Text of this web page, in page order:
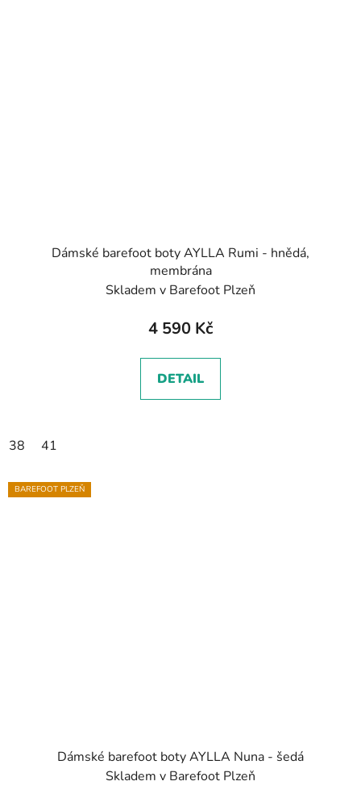
Dámské barefoot boty AYLLA Rumi - hnědá,
membrána
Skladem v Barefoot Plzeň
4 590 Kč
DETAIL
38 41
BAREFOOT PLZEŇ
Dámské barefoot boty AYLLA Nuna - šedá
Skladem v Barefoot Plzeň